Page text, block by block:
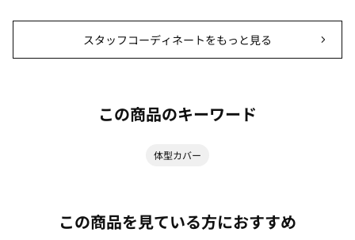
スタッフコーディネートをもっと見る
この商品のキーワード
体型カバー
この商品を見ている方におすすめ